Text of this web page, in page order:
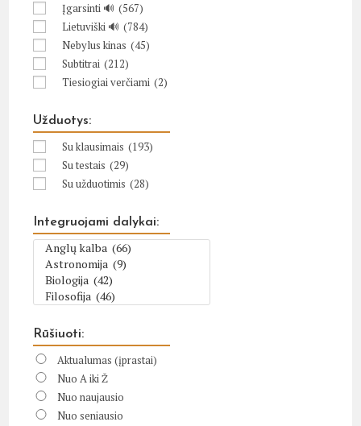
Įgarsinti 🔊 (567)
Lietuviški 🔊 (784)
Nebylus kinas (45)
Subtitrai (212)
Tiesiogiai verčiami (2)
Užduotys:
Su klausimais (193)
Su testais (29)
Su užduotimis (28)
Integruojami dalykai:
Rūšiuoti:
Aktualumas (įprastai)
Nuo A iki Ž
Nuo naujausio
Nuo seniausio